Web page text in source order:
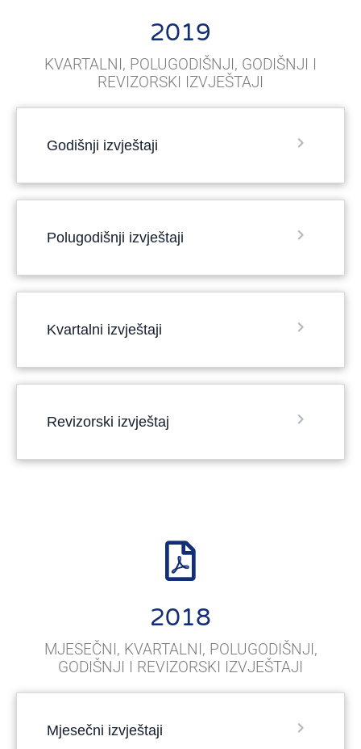
2019
KVARTALNI, POLUGODIŠNJI, GODIŠNJI I
REVIZORSKI IZVJEŠTAJI
Godišnji izvještaji
Polugodišnji izvještaji
Kvartalni izvještaji
Revizorski izvještaj
2018
MJESEČNI, KVARTALNI, POLUGODIŠNJI,
GODIŠNJI I REVIZORSKI IZVJEŠTAJI
Mjesečni izvještaji